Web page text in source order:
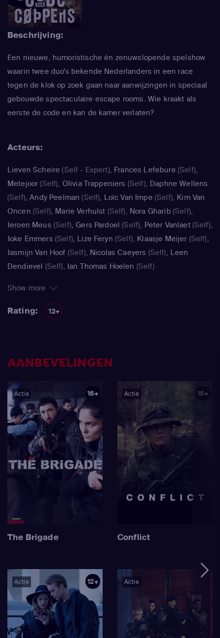
Beschrijving:
Een nieuwe, humoristische én zenuwslopende spelshow
waarin twee duo's bekende Nederlanders in een race
tegen de klok op zoek gaan naar aanwijzingen in speciaal
gebouwde spectaculaire escape rooms. Wie kraakt als
eerste de code en kan de kamer verlaten?
Acteurs:
Lieven Scheire (Self - Expert), Frances Lefebure (Self),
Metejoor (Self), Olivia Trappeniers (Self), Daphne Wellens
(Self),Andy Peelman (Self), Loïc Van Impe (Self), Kim Van
Oncen (Self), Marie Verhulst (Self), Nora Gharib (Self),
Jeroen Meus (Self),Gers Pardoel (Self), Peter Vanlaet(Self),
Joke Emmers (Self), Lize Feryn (Self), Klaasje Meijer (Self),
Jasmijn Van Hoof (Self), Nicolas Caeyers (Self), Leen
Dendievel (Self), Ian Thomas Hoelen (Self)
Show more
Rating: 12+
AANBEVELINGEN
Actie 16+
The Brigade
Actie 16+
Conflict
Actie 12+ Actie